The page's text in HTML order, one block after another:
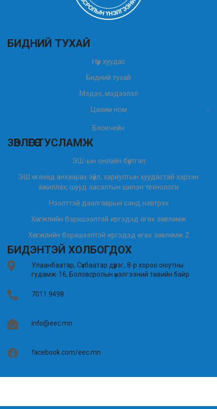
БИДНИЙ ТУХАЙ
Нүүр хуудас
Бидний тухай
Мэдээ, мэдээлэл
Цахим ном
Блокчейн
ЗӨВЛӨГӨӨ ТУСЛАМЖ
ЭШ-ын онлайн бүртгэл
ЭШ өгөхөд анхаарах зүйл, хариултын хуудастай хэрхэн
ажиллах, шууд засалтын шилэн технологи
Нээлттэй даалгаврын санд нэвтрэх
Хөгжлийн бэрхшээлтэй иргэдэд өгөх зөвлөмж
Хөгжлийн бэрхшээлтэй иргэдэд өгөх зөвлөмж 2
БИДЭНТЭЙ ХОЛБОГДОХ
Улаанбаатар, Сүхбаатар дүүрэг, 8-р хороо оюутны
гудамж-16, Боловсролын үнэлгээний төвийн байр
7011 9498
info@eec.mn
facebook.com/eec.mn